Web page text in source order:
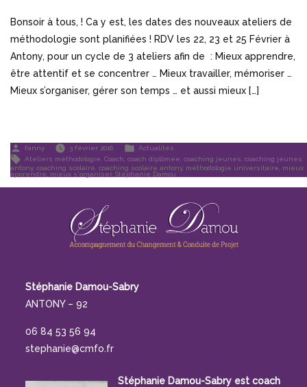
Bonsoir à tous, ! Ca y est, les dates des nouveaux ateliers de
méthodologie sont planifiées ! RDV les 22, 23 et 25 Février à
Antony, pour un cycle de 3 ateliers afin de : Mieux apprendre,
être attentif et se concentrer … Mieux travailler, mémoriser …
Mieux s’organiser, gérer son temps … et aussi mieux […]
Publié
par
fanny 3 février 2016
Publié
dans
Actualités
Étiquettes :
Ateliers méthodologie ,Coach ,coach diplômée ,coaching jeunes ,coaching jeunes
antony,coaching scolaire ,coaching scolaire antony, méthodologie universitaire
mieux
apprendre
mieux s'organiser,Stéphanie Damou
Stéphanie Damou-Sabry
ANTONY – 92
06 84 53 56 94
stephanie@cmfo.fr
Stéphanie Damou-Sabry est coach